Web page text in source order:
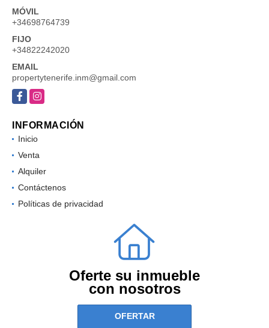
MÓVIL
+34698764739
FIJO
+34822242020
EMAIL
propertytenerife.inm@gmail.com
FacebookInstagram
INFORMACIÓN
Inicio
Venta
Alquiler
Contáctenos
Políticas de privacidad
Oferte su inmueble
con nosotros
OFERTAR